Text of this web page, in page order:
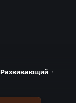
Развивающий